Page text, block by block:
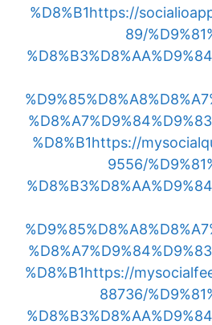
%D8%B1https://
89/
%D8%B1https://
9556/
%D8%B1https://
88736/